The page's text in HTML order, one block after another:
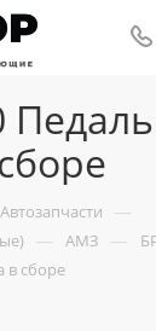
Педаль
Автозапчасти —
— АМЗ —
в сборе